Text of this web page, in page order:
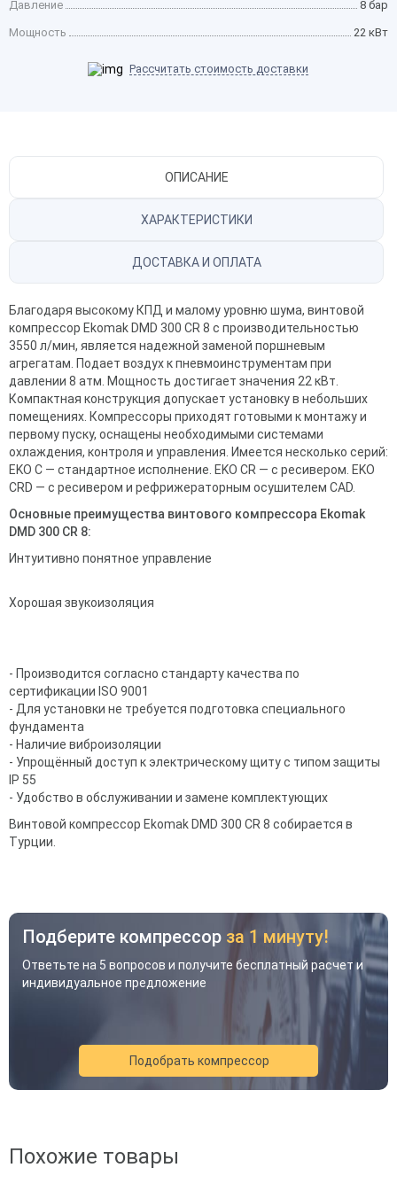
Давление 8 бар
Мощность 22 кВт
Рассчитать стоимость доставки
ОПИСАНИЕ
ХАРАКТЕРИСТИКИ
ДОСТАВКА И ОПЛАТА
Благодаря высокому КПД и малому уровню шума, винтовой
компрессор Ekomak DMD 300 CR 8 с производительностью
3550 л/мин, является надежной заменой поршневым
агрегатам. Подает воздух к пневмоинструментам при
давлении 8 атм. Мощность достигает значения 22 кВт.
Компактная конструкция допускает установку в небольших
помещениях. Компрессоры приходят готовыми к монтажу и
первому пуску, оснащены необходимыми системами
охлаждения, контроля и управления. Имеется несколько серий:
EKO C — стандартное исполнение. EKO CR — с ресивером. EKO
CRD — с ресивером и рефрижераторным осушителем CAD.
Основные преимущества винтового компрессора Ekomak
DMD 300 CR 8:
Интуитивно понятное управление
Хорошая звукоизоляция
- Производится согласно стандарту качества по
сертификации ISO 9001
- Для установки не требуется подготовка специального
фундамента
- Наличие виброизоляции
- Упрощённый доступ к электрическому щиту с типом защиты
IP 55
- Удобство в обслуживании и замене комплектующих
Винтовой компрессор Ekomak DMD 300 CR 8 собирается в
Турции.
Подберите компрессор за 1 минуту!
Ответьте на 5 вопросов и получите бесплатный расчет и
индивидуальное предложение
Подобрать компрессор
Похожие товары